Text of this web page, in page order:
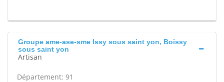
Groupe ame-ase-sme Issy sous saint yon, Boissy
sous saint yon
Artisan
Département: 91